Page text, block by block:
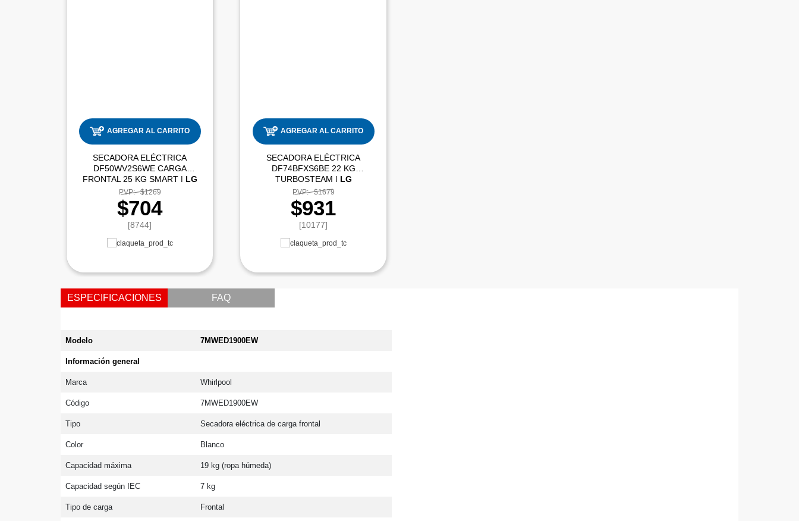
AGREGAR AL CARRITO
SECADORA ELÉCTRICA
DF50WV2S6WE CARGA
FRONTAL 25 KG SMART | LG
PVP: $1269
$704
[8744]
AGREGAR AL CARRITO
SECADORA ELÉCTRICA
DF74BFXS6BE 22 KG
TURBOSTEAM | LG
PVP: $1679
$931
[10177]
ESPECIFICACIONES FAQ
Modelo 7MWED1900EW
Información general
Marca Whirlpool
Código 7MWED1900EW
Tipo Secadora eléctrica de carga frontal
Color Blanco
Capacidad máxima 19 kg (ropa húmeda)
Capacidad según IEC 7 kg
Tipo de carga Frontal